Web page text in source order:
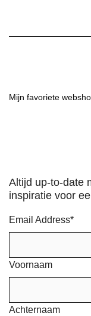
Mijn favoriete
Altijd up-to-date
inspiratie voor
Email Address*
Voornaam
Achternaam